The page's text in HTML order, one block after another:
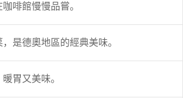
啡館慢慢品嘗。
是德奧地區的經典美味。
胃又美味。